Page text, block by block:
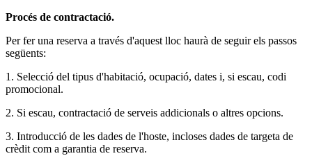
Procés de contractació.
Per fer una reserva a través d'aquest lloc haurà de seguir els passos
següents:
1. Selecció del tipus d'habitació, ocupació, dates i, si escau, codi
promocional.
2. Si escau, contractació de serveis addicionals o altres opcions.
3. Introducció de les dades de l'hoste, incloses dades de targeta de
crèdit com a garantia de reserva.